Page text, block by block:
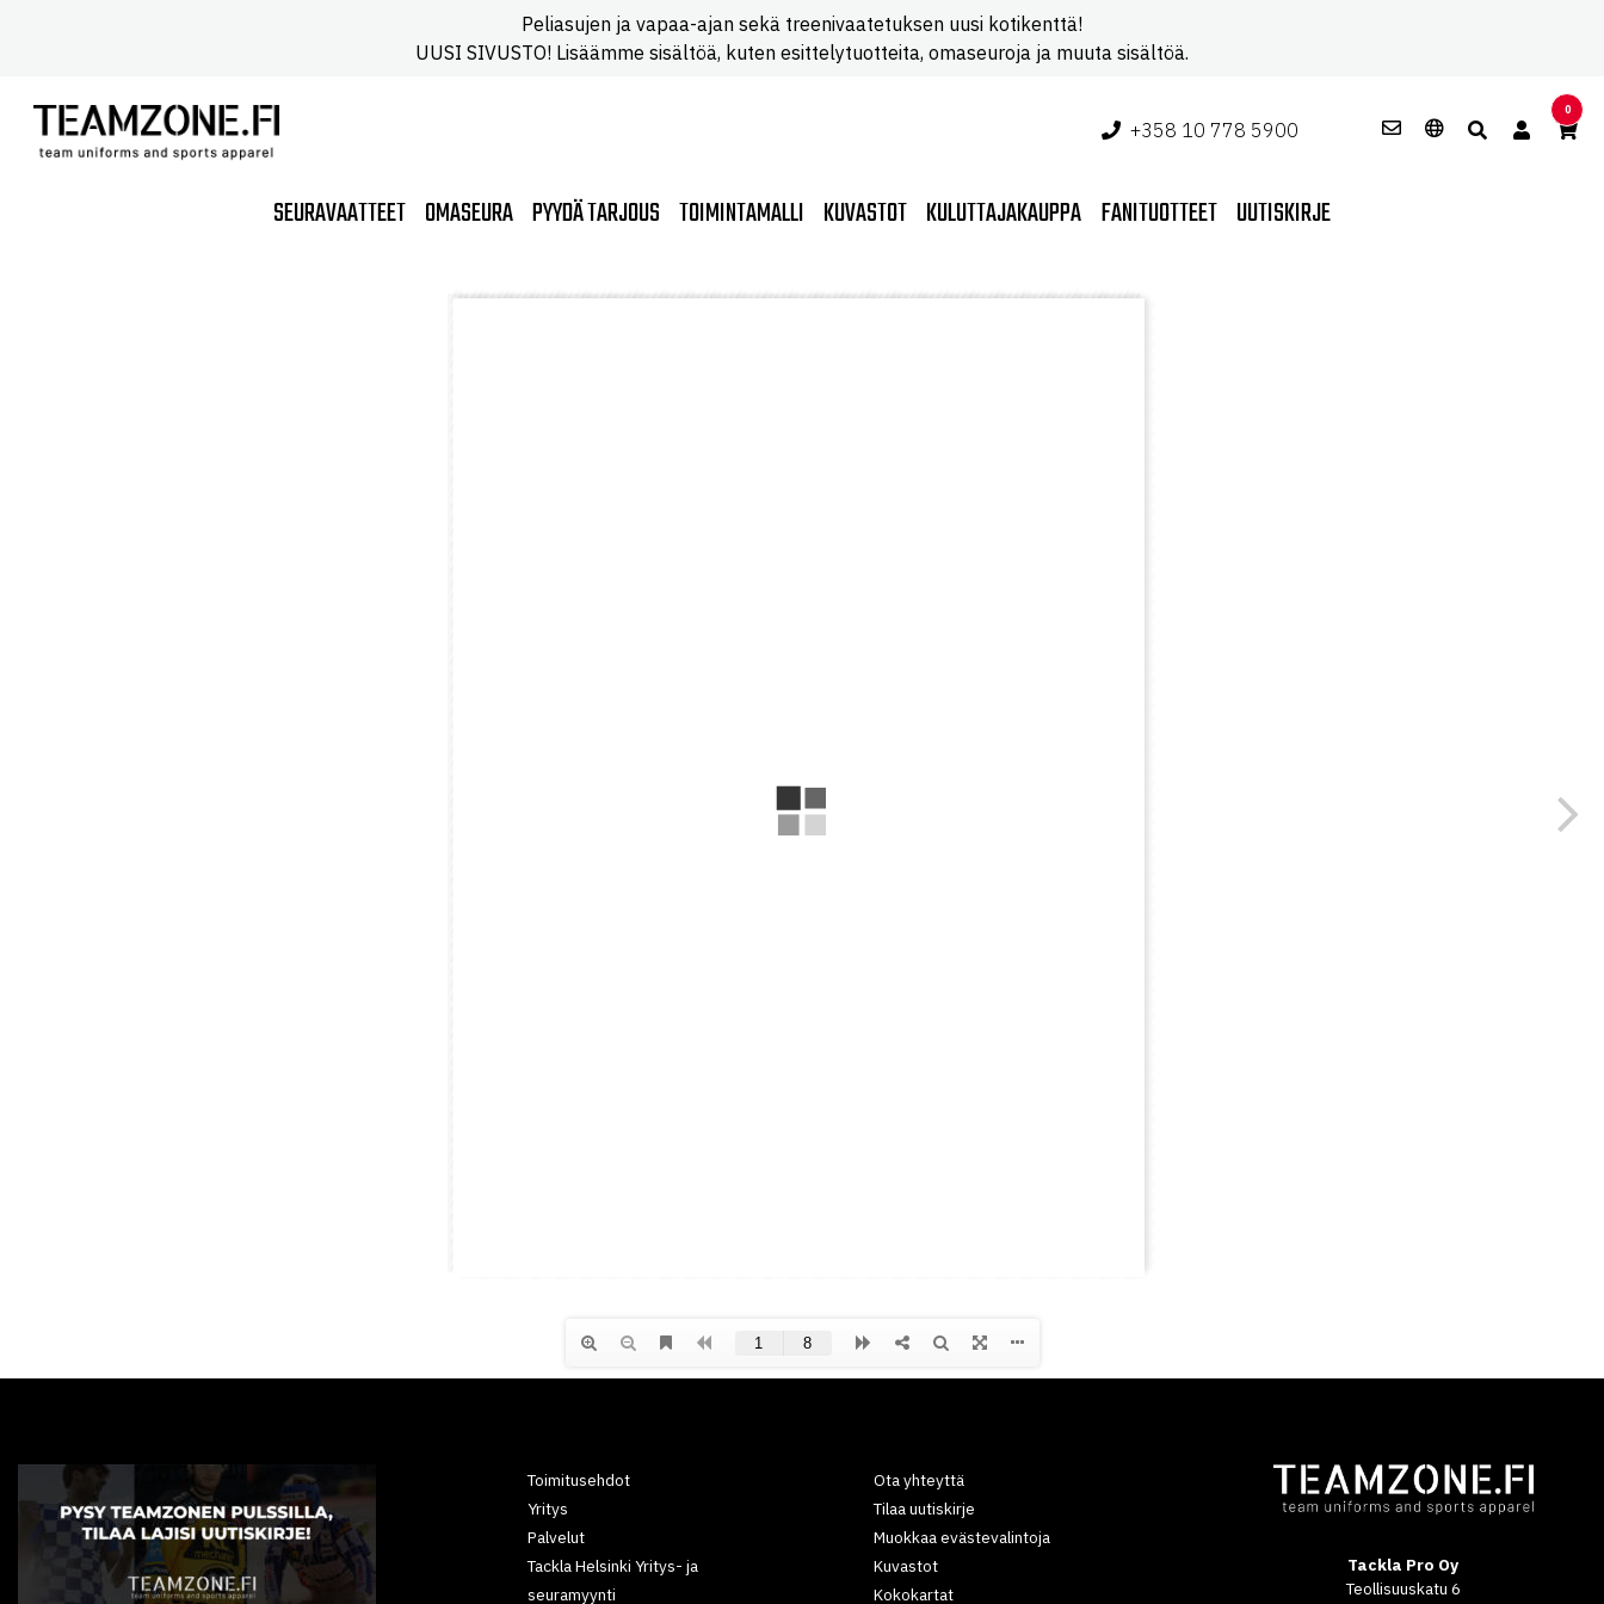
Peliasujen ja vapaa-ajan sekä treenivaatetuksen uusi kotikenttä!
UUSI SIVUSTO! Lisäämme sisältöä, kuten esittelytuotteita, omaseuroja ja muuta sisältöä.
+358 10 778 5900
0
SEURAVAATTEET OMASEURA PYYDÄ TARJOUS TOIMINTAMALLI KUVASTOT KULUTTAJAKAUPPA FANITUOTTEET UUTISKIRJE
Toimitusehdot
Yritys
Palvelut
Tackla Helsinki Yritys- ja
seuramyynti
Ota yhteyttä
Tilaa uutiskirje
Muokkaa evästevalintoja
Kuvastot
Kokokartat
Tackla Pro Oy
Teollisuuskatu 6